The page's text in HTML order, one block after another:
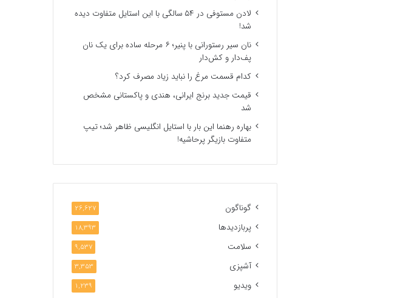
لادن مستوفی در ۵۴ سالگی با این استایل متفاوت دیده
شد!
نان سیر رستورانی با پنیر؛ ۶ مرحله ساده برای یک نان
پف‌دار و کش‌دار
کدام قسمت مرغ را نباید زیاد مصرف کرد؟
قیمت جدید برنج ایرانی، هندی و پاکستانی مشخص
شد
بهاره رهنما این بار با استایل انگلیسی ظاهر شد؛ تیپ
متفاوت بازیگر پرحاشیه!
گوناگون 26,627
پربازدیدها 18,393
سلامت 9,537
آشپزی 3,353
ویدیو 1,239